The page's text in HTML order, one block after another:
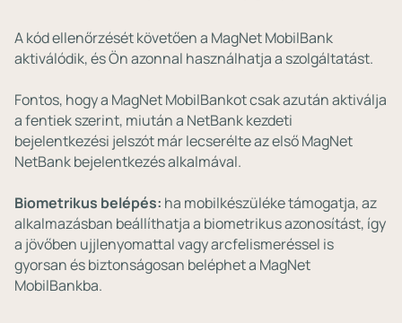
A kód ellenőrzését követően a MagNet MobilBank
aktiválódik, és Ön azonnal használhatja a szolgáltatást.
Fontos, hogy a MagNet MobilBankot csak azután aktiválja
a fentiek szerint, miután a NetBank kezdeti
bejelentkezési jelszót már lecserélte az első MagNet
NetBank bejelentkezés alkalmával.
Biometrikus belépés: ha mobilkészüléke támogatja, az
alkalmazásban beállíthatja a biometrikus azonosítást, így
a jövőben ujjlenyomattal vagy arcfelismeréssel is
gyorsan és biztonságosan beléphet a MagNet
MobilBankba.